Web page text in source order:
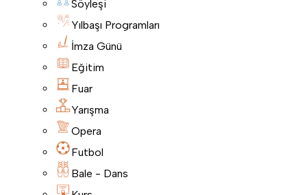
Söyleşi
Yılbaşı Programları
İmza Günü
Eğitim
Fuar
Yarışma
Opera
Futbol
Bale - Dans